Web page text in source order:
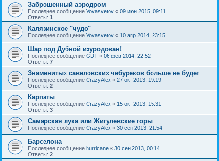
Заброшенный аэродром
Последнее сообщение Vovasvetov « 09 июн 2015, 09:11
Ответы: 1
Калязинское "чудо"
Последнее сообщение Vovasvetov « 10 апр 2014, 23:15
Шар под Дубной изуродован!
Последнее сообщение GDT « 06 фев 2014, 22:52
Ответы: 7
Знаменитых савеловских чебуреков больше не будет
Последнее сообщение CrazyAlex « 27 окт 2013, 19:19
Ответы: 2
Карпаты
Последнее сообщение CrazyAlex « 15 окт 2013, 15:31
Ответы: 3
Самарская лука или Жигулевские горы
Последнее сообщение CrazyAlex « 30 сен 2013, 21:54
Барселона
Последнее сообщение hurricane « 30 сен 2013, 00:14
Ответы: 2